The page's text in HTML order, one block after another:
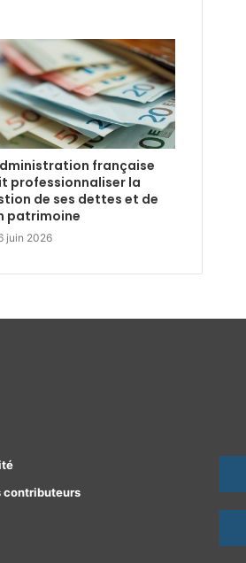
française
professionnaliser la
de ses dettes et de
patrimoine
juin 2026
contributeurs